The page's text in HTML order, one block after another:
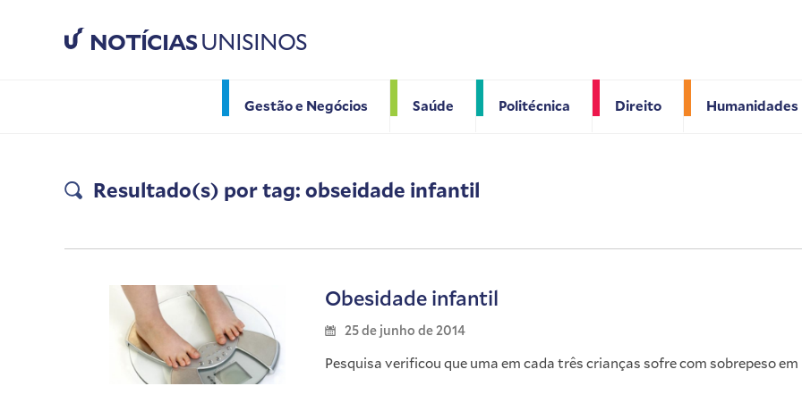
NOTÍCIASUNISINOS
Gestão e Negócios Saúde Politécnica Direito Humanidades
Resultado(s) por tag: obseidade infantil
Obesidade infantil
25 de junho de 2014
Pesquisa verificou que uma em cada três crianças sofre com sobrepeso